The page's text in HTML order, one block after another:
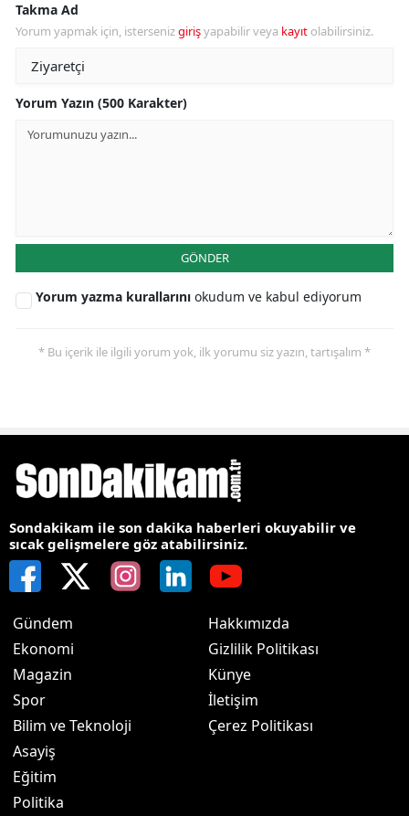
Takma Ad
Yorum yapmak için, istersenizgirişyapabilir veya kayıt olabilirsiniz.
Yorum Yazın (500 Karakter)
GÖNDER
Yorum yazma kurallarını okudum ve kabul ediyorum
* Bu içerik ile ilgili yorum yok, ilk yorumu siz yazın, tartışalım *
Sondakikam ile son dakika haberleri okuyabilir ve
sıcak gelişmelere göz atabilirsiniz.
Gündem
Ekonomi
Magazin
Spor
Bilim ve Teknoloji
Asayiş
Eğitim
Politika
Hakkımızda
Gizlilik Politikası
Künye
İletişim
Çerez Politikası